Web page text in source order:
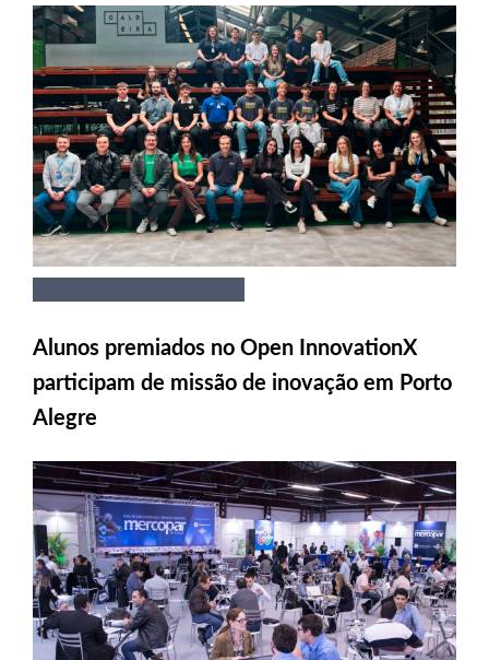
Alunos premiados no Open InnovationX
participam de missão de inovação em Porto
Alegre